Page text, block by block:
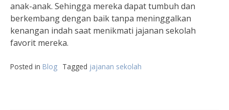
anak-anak. Sehingga mereka dapat tumbuh dan
berkembang dengan baik tanpa meninggalkan
kenangan indah saat menikmati jajanan sekolah
favorit mereka.
Posted in Blog Tagged jajanan sekolah